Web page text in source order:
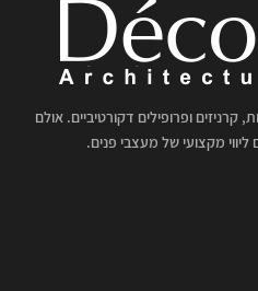
קרניזים ופרופילים דקורטיביים. אולם